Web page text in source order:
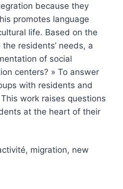
because they
promotes language
life. Based on the
residents’ needs, a
of social
centers? » To answer
with residents and
work raises questions
at the heart of their
migration, new